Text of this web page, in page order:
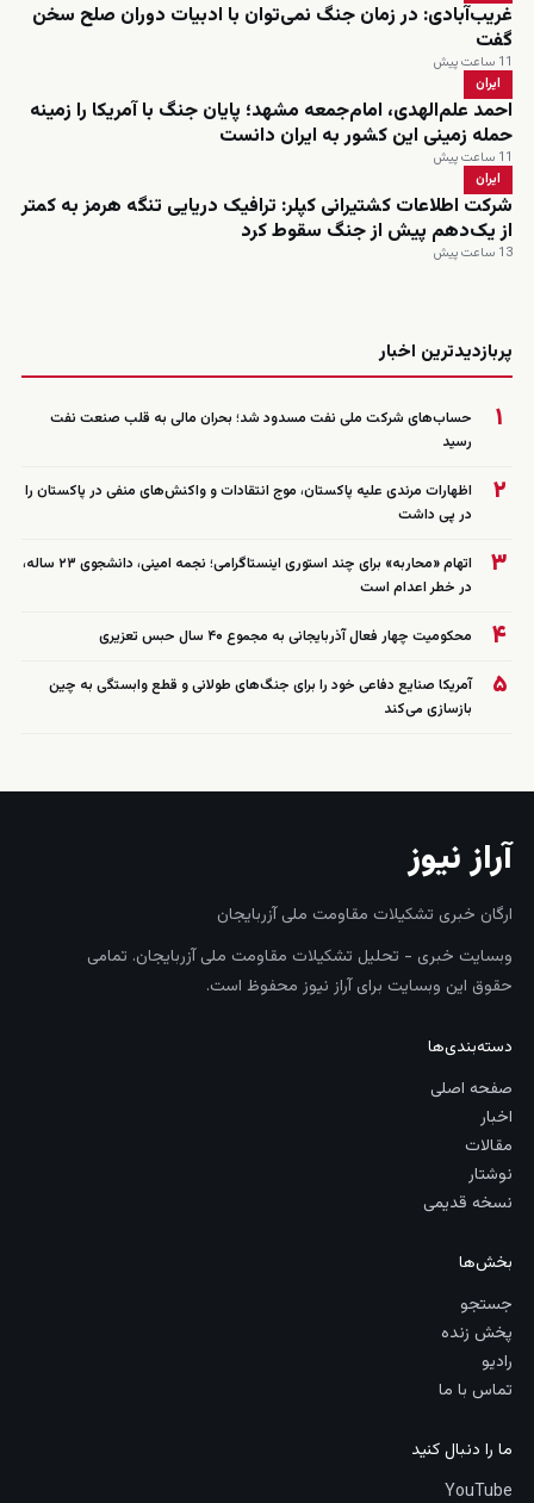
غریب‌آبادی: در زمان جنگ نمی‌توان با ادبیات دوران صلح سخن
گفت
11 ساعت پیش
ایران
احمد علم‌الهدی، امام‌جمعه مشهد؛ پایان جنگ با آمریکا را زمینه
حمله زمینی این کشور به ایران دانست
11 ساعت پیش
ایران
شرکت اطلاعات کشتیرانی کپلر: ترافیک دریایی تنگه هرمز به کمتر
از یک‌دهم پیش از جنگ سقوط کرد
13 ساعت پیش
پربازدیدترین اخبار
۱
حساب‌های شرکت ملی نفت مسدود شد؛ بحران مالی به قلب صنعت نفت
رسید
۲
اظهارات مرندی علیه پاکستان، موج انتقادات و واکنش‌های منفی در پاکستان را
در پی داشت
۳
اتهام «محاربه» برای چند استوری اینستاگرامی؛ نجمه امینی، دانشجوی ۲۳ ساله،
در خطر اعدام است
۴ محکومیت چهار فعال آذربایجانی به مجموع ۴۰ سال حبس تعزیری
۵
آمریکا صنایع دفاعی خود را برای جنگ‌های طولانی و قطع وابستگی به چین
بازسازی می‌کند
آراز نیوز
ارگان خبری تشکیلات مقاومت ملی آزربایجان
وبسایت خبری - تحلیل تشکیلات مقاومت ملی آزربایجان. تمامی
حقوق این وبسایت برای آراز نیوز محفوظ است.
دسته‌بندی‌ها
صفحه اصلی
اخبار
مقالات
نوشتار
نسخه قدیمی
بخش‌ها
جستجو
پخش زنده
رادیو
تماس با ما
ما را دنبال کنید
YouTube